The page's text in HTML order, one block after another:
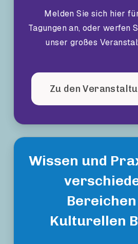
Melden Sie sich hier
Tagungen an, oder werfen
unser großes
Zu den
Wissen und
Kulturellen